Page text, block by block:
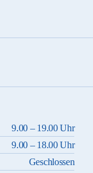
9.00 – 19.00 Uhr
9.00 – 18.00 Uhr
Geschlossen